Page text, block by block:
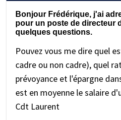
Bonjour Frédérique, j'ai
pour un poste de directeur
quelques questions.
Pouvez vous me dire quel
cadre ou non cadre), quel
prévoyance et l'épargne
est en moyenne le salaire
Cdt Laurent